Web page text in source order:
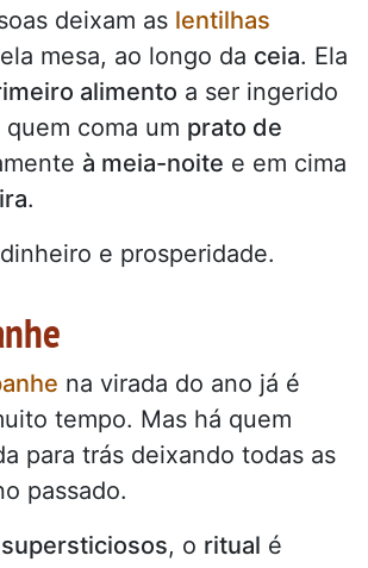
deixam as lentilhas
mesa, ao longo da ceia. Ela
alimento a ser ingerido
coma um prato de
à meia-noite e em cima
.
e prosperidade.
na virada do ano já é
tempo. Mas há quem
para trás deixando todas as
passado.
supersticiosos, o ritual é